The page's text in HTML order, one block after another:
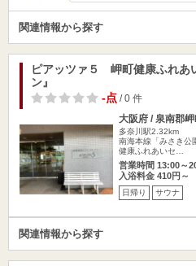
関連情報から探す
ピアッツァ５ 岬町健康ふれあ
ン』
-点 / 0 件
大阪府 / 泉南郡
多奈川駅2.32km
南海本線「みさき公
健康ふれあいセ…
営業時間 13:00～
入浴料金 410円～
日帰り サウナ
関連情報から探す